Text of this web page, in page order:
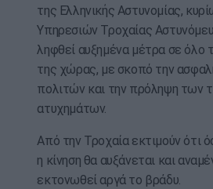
της Ελληνικής Αστυνομίας,
Υπηρεσιών Τροχαίας
ληφθεί αυξημένα μέτρα σε όλο
της χώρας, με σκοπό την
πολιτών και την πρόληψη των
ατυχημάτων.
Από την Τροχαία εκτιμούν ότι
η κίνηση θα αυξάνεται και
εκτονωθεί αργά το βράδυ.